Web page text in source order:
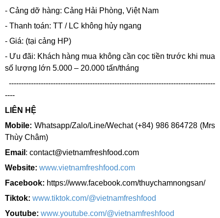
- Cảng dỡ hàng: Cảng Hải Phòng, Việt Nam
- Thanh toán: TT / LC không hủy ngang
- Giá: (tại cảng HP)
- Ưu đãi: Khách hàng mua không cần cọc tiền trước khi mua
số lượng lớn 5.000 – 20.000 tấn/tháng
------------------------------------------------------------------------------------
----
LIÊN HỆ
Mobile: Whatsapp/Zalo/Line/Wechat (+84) 986 864728 (Mrs
Thùy Châm)
Email : contact@vietnamfreshfood.com
Website: www.vietnamfreshfood.com
Facebook: https://www.facebook.com/thuychamnongsan/
Tiktok: www.tiktok.com/@vietnamfreshfood
Youtube: www.youtube.com/@vietnamfreshfood